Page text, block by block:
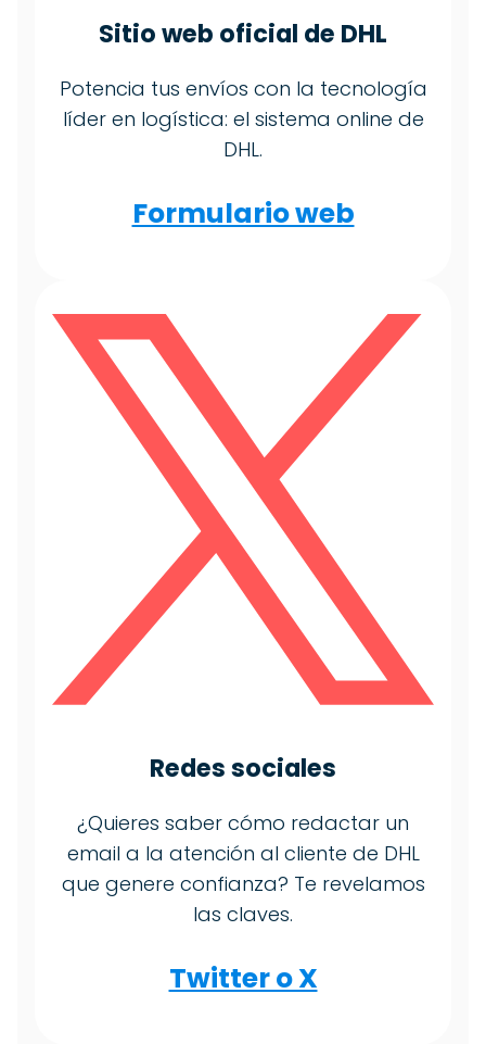
Sitio web oficial de DHL
Potencia tus envíos con la tecnología
líder en logística: el sistema online de
DHL.
Formulario web
Redes sociales
¿Quieres saber cómo redactar un
email a la atención al cliente de DHL
que genere confianza? Te revelamos
las claves.
Twitter o X